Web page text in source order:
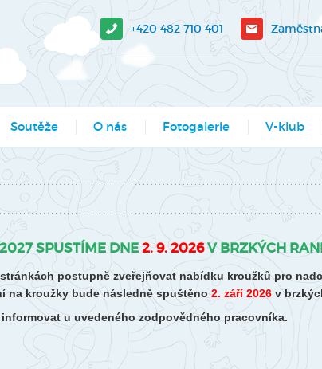
+420 482 710 401
Soutěže
Moje město Liberec
Umělecké přehlídky
Výsledky soutěží MŠMT -
archiv
O nás
Aktuality
Podcasty
Povedlo se
Dokumenty
Činnosti
Zaměstnanci
Hledáme nové kolegy
Fotogalerie
Kroužky
Kurzy, semináře
Programy pro školy
Projekty
Soutěže
V-klub
Tábory
Programy
Soutěž
Liberec
Akce ve
Liberec
SPUSTÍME DNE2. 9. 2026V BRZKÝCH
postupně zveřejňovat nabídku kroužků pro
na kroužky bude následně spuštěno 2. září 2026 v
u uvedeného zodpovědného pracovníka.